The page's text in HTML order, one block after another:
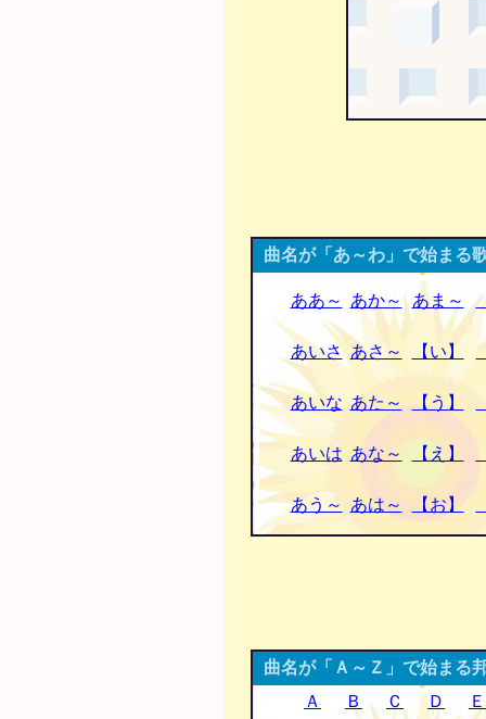
曲名が「あ～わ」で始まる
ああ～ あか～ あま～
あいさ あさ～ 【い】
あいな あた～ 【う】
あいは あな～ 【え】
あう～ あは～ 【お】
曲名が「Ａ～Ｚ」で始まる
Ａ
Ｂ Ｃ Ｄ Ｅ